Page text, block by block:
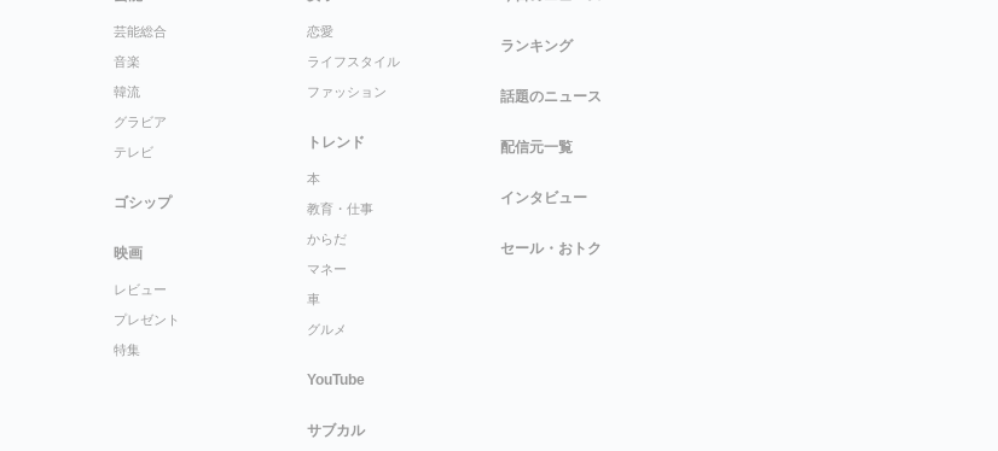
芸能総合
音楽
韓流
グラビア
テレビ
ゴシップ
映画
レビュー
プレゼント
特集
恋愛
ライフスタイル
ファッション
トレンド
本
教育・仕事
からだ
マネー
車
グルメ
YouTube
サブカル
ランキング
話題のニュース
配信元一覧
インタビュー
セール・おトク